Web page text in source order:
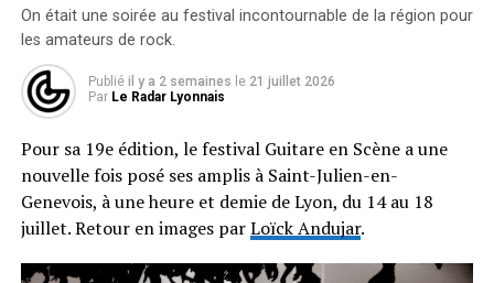
On était une soirée au festival incontournable de la région pour
les amateurs de rock.
Publié il y a 2 semaines le 21 juillet 2026
Par Le Radar Lyonnais
Pour sa 19e édition, le festival Guitare en Scène a une
nouvelle fois posé ses amplis à Saint-Julien-en-
Genevois, à une heure et demie de Lyon, du 14 au 18
juillet. Retour en images parLoïck Andujar.